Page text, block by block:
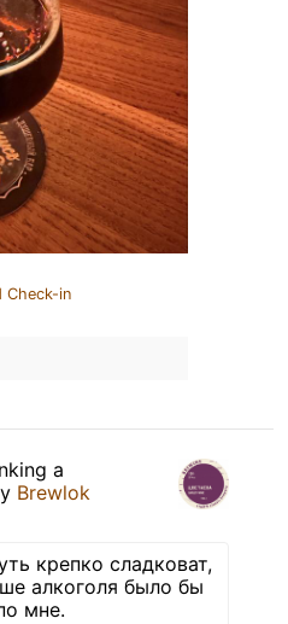
Check-in
a
Brewlok
крепко сладковат,
алкоголя было бы
мне.